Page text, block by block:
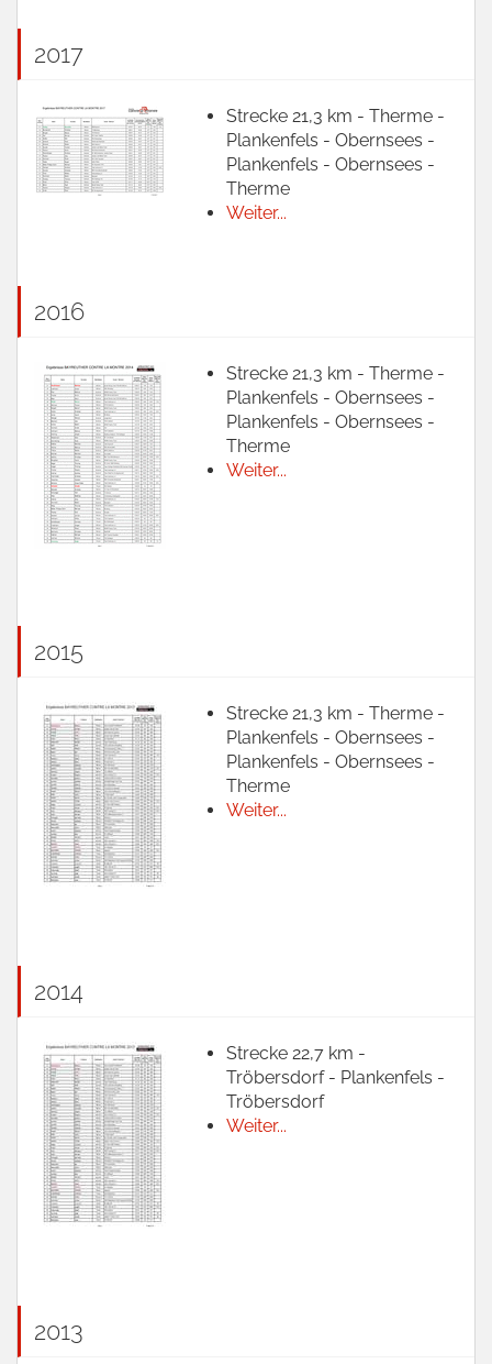
2017
Strecke 21,3 km - Therme -
Plankenfels - Obernsees -
Plankenfels - Obernsees -
Therme
Weiter...
2016
Strecke 21,3 km - Therme -
Plankenfels - Obernsees -
Plankenfels - Obernsees -
Therme
Weiter...
2015
Strecke 21,3 km - Therme -
Plankenfels - Obernsees -
Plankenfels - Obernsees -
Therme
Weiter...
2014
Strecke 22,7 km -
Tröbersdorf - Plankenfels -
Tröbersdorf
Weiter...
2013